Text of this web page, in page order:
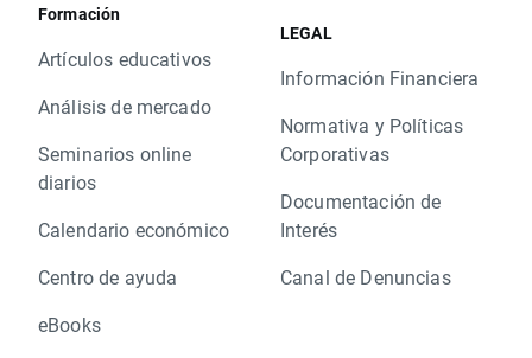
Formación
Artículos educativos
Análisis de mercado
Seminarios online
diarios
Calendario económico
Centro de ayuda
eBooks
LEGAL
Información Financiera
Normativa y Políticas
Corporativas
Documentación de
Interés
Canal de Denuncias